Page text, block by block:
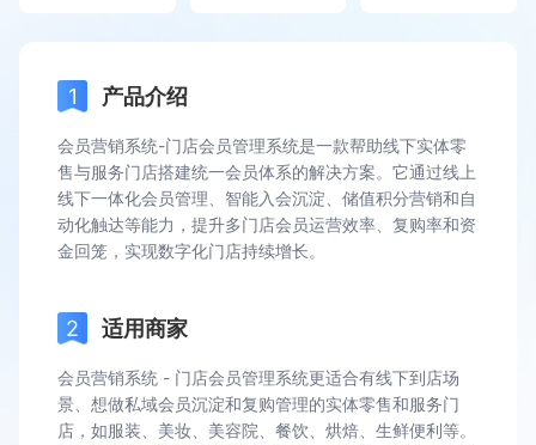
产品介绍
会员营销系统-门店会员管理系统是一款帮助线下实体零
售与服务门店搭建统一会员体系的解决方案。它通过线上
线下一体化会员管理、智能入会沉淀、储值积分营销和自
动化触达等能力，提升多门店会员运营效率、复购率和资
金回笼，实现数字化门店持续增长。
适用商家
会员营销系统 - 门店会员管理系统更适合有线下到店场
景、想做私域会员沉淀和复购管理的实体零售和服务门
店，如服装、美妆、美容院、餐饮、烘焙、生鲜便利等。